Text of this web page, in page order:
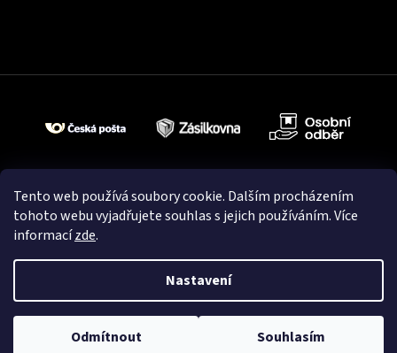
Tento web používá soubory cookie. Dalším procházením
tohoto webu vyjadřujete souhlas s jejich používáním. Více
informacízde.
Nastavení
Odmítnout Souhlasím
Vytvořil Shoptet
Copyright 2026Cardio Fitness . Všechna práva vyhrazena.